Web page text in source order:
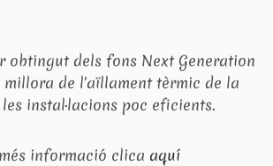
obtingut dels fons Next Generation
millora de l'aïllament tèrmic de la
instal·lacions poc eficients.
informació clica aquí